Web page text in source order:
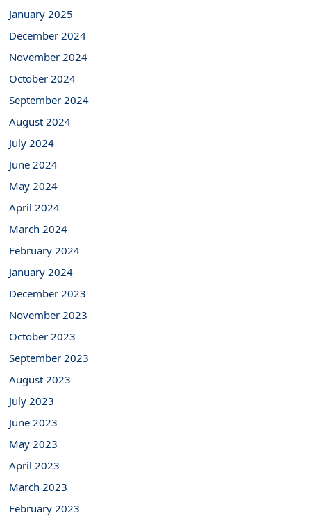
January 2025
December 2024
November 2024
October 2024
September 2024
August 2024
July 2024
June 2024
May 2024
April 2024
March 2024
February 2024
January 2024
December 2023
November 2023
October 2023
September 2023
August 2023
July 2023
June 2023
May 2023
April 2023
March 2023
February 2023